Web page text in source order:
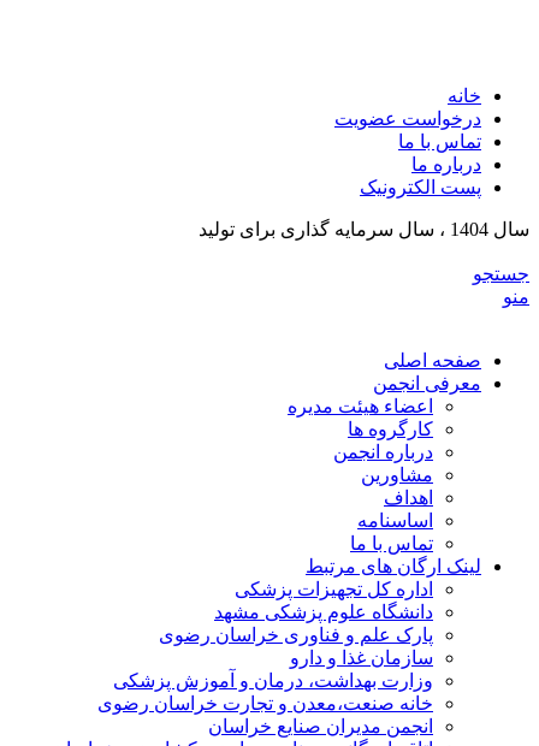
خانه
درخواست عضویت
تماس با ما
درباره ما
پست الکترونیک
سال 1404 ، سال سرمایه گذاری برای تولید
جستجو
منو
صفحه اصلی
معرفی انجمن
اعضاء هیئت مدیره
کارگروه ها
درباره انجمن
مشاورین
اهداف
اساسنامه
تماس با ما
لینک ارگان های مرتبط
اداره کل تجهیزات پزشکی
دانشگاه علوم پزشکی مشهد
پارک علم و فناوری خراسان رضوی
سازمان غذا و دارو
وزارت بهداشت، درمان و آموزش پزشکی
خانه صنعت،معدن و تجارت خراسان رضوی
انجمن مدیران صنایع خراسان